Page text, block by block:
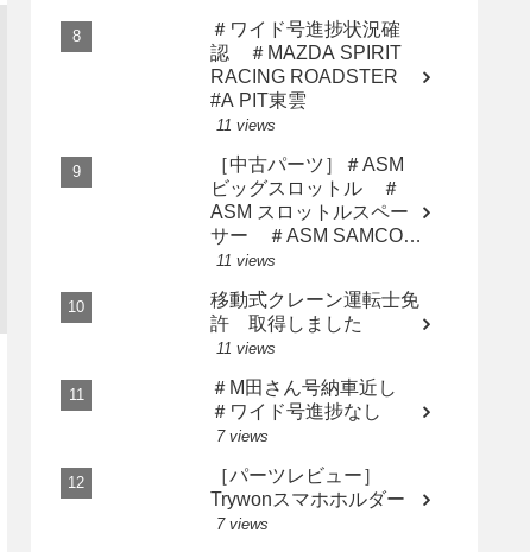
＃ワイド号進捗状況確
認 ＃MAZDA SPIRIT
RACING ROADSTER
#A PIT東雲
11 views
［中古パーツ］＃ASM
ビッグスロットル ＃
ASM スロットルスペー
サー ＃ASM SAMCO
インテークホース AP2
11 views
移動式クレーン運転士免
許 取得しました
11 views
＃M田さん号納車近し
＃ワイド号進捗なし
7 views
［パーツレビュー］
Trywonスマホホルダー
7 views